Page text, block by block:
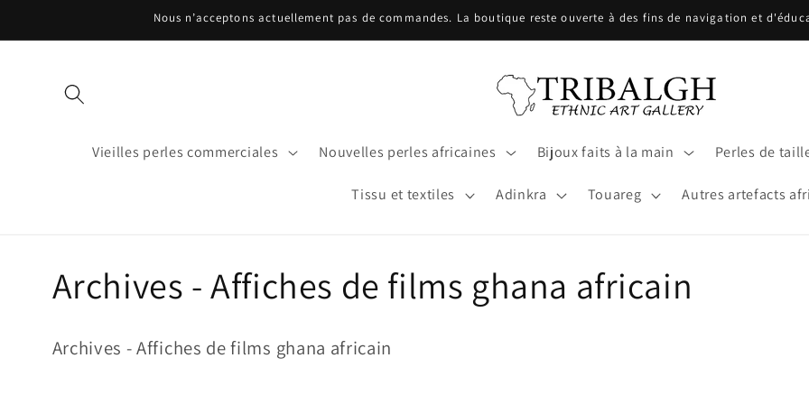
au
Nous n’acceptons actuellement pas de commandes. La boutique reste ouverte à des fins de navigation et
Vieilles perles commerciales Nouvelles perles africaines Bijoux faits à la main Perles de
Tissu et textiles Adinkra Touareg Autres artefacts
C
o
Archives - Affiches de films ghana africain
Archives - Affiches de films ghana africain